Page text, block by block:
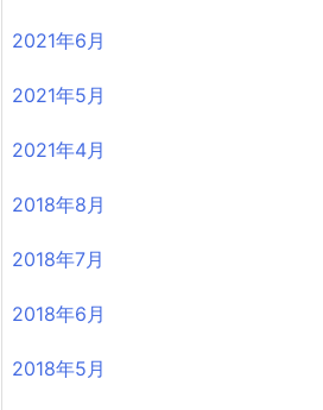
2021年6月
2021年5月
2021年4月
2018年8月
2018年7月
2018年6月
2018年5月